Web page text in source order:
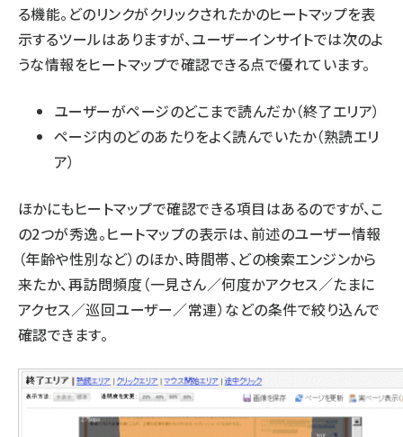
る機能。どのリンクがクリックされたかのヒートマップを表
示するツールはありますが、ユーザーインサイトでは次のよ
うな情報をヒートマップで確認できる点で優れています。
ユーザーがページのどこまで読んだか（終了エリア）
ページ内のどのあたりをよく読んでいたか（熟読エリ
ア）
ほかにもヒートマップで確認できる項目はあるのですが、こ
の2つが秀逸。ヒートマップの表示は、前述のユーザー情報
（年齢や性別など）のほか、時間帯、どの検索エンジンから
来たか、再訪問頻度（一見さん／何度かアクセス／たまに
アクセス／巡回ユーザー／常連）などの条件で絞り込んで
確認できます。